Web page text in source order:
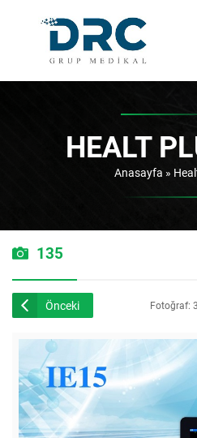
HEALT
Anasayfa »
135
Önceki Fotoğraf: